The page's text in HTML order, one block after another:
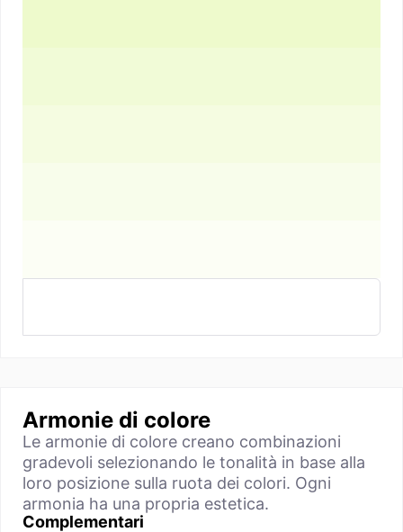
Armonie di colore
Le armonie di colore creano combinazioni
gradevoli selezionando le tonalità in base alla
loro posizione sulla ruota dei colori. Ogni
armonia ha una propria estetica.
Complementari